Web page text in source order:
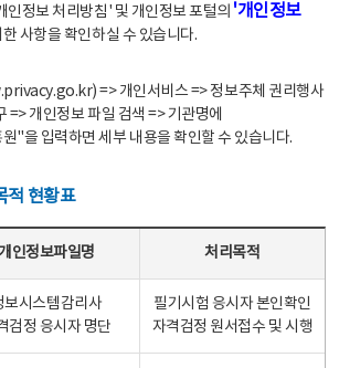
인정보 처리방침' 및 개인정보 포털의 '개인정보
사항을 확인하실 수 있습니다.
=> 개인서비스 => 정보주체 권리행사
=> 개인정보 파일 검색 => 기관명에
"을 입력하면 세부 내용을 확인할 수 있습니다.
적 현황표
개인정보파일명 처리목적
보시스템감리사
검정 응시자 명단
필기시험 응시자 본인확인
자격검정 원서접수 및 시행